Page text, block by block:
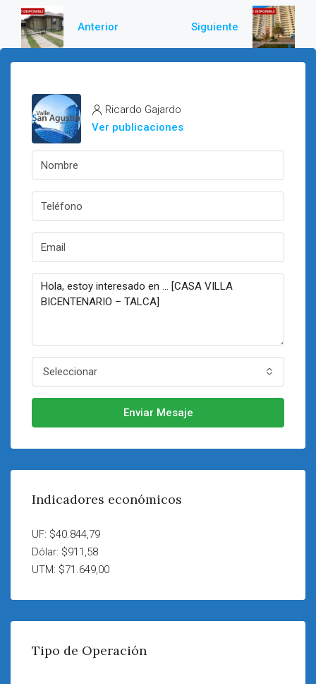
Anterior Siguiente
Ricardo Gajardo
Ver publicaciones
Seleccionar
Enviar Mesaje
Indicadores económicos
UF: $40.844,79
Dólar: $911,58
UTM: $71.649,00
Tipo de Operación